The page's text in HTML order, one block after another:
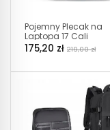
Pojemny Plecak na
Laptopa 17 Cali
Wodoodporny z
USB (I186)
175,20 zł 219,00 zł